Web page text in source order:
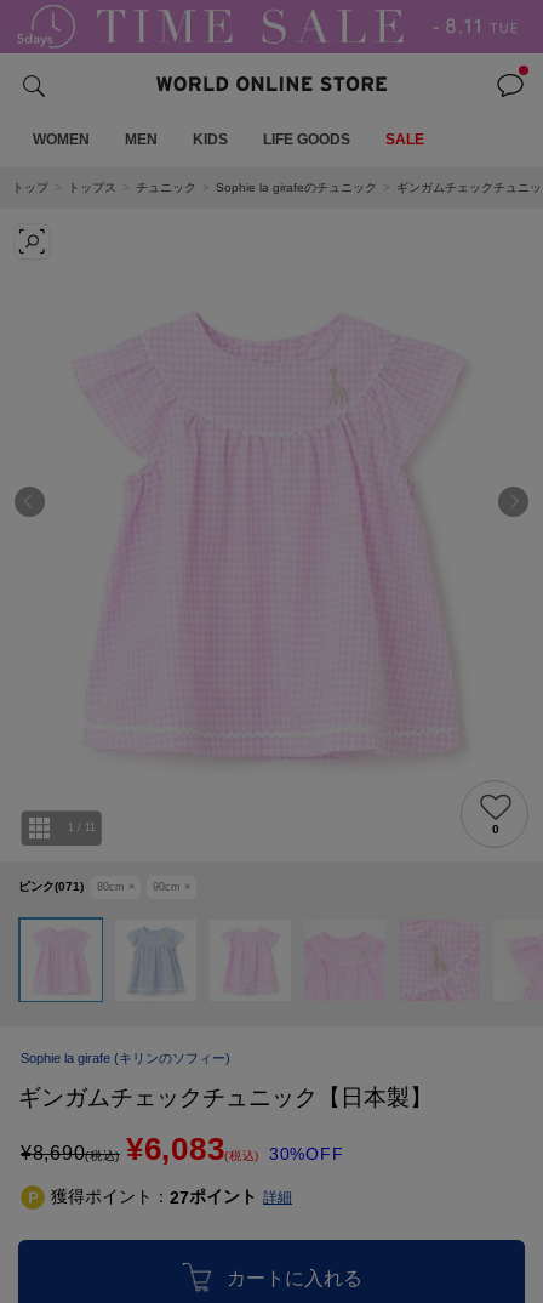
WOMEN MEN KIDS LIFE GOODS SALE
トップ トップス チュニック Sophie la girafeのチュニック ギンガムチェックチュニ
ピンク(071) 80cm × 90cm ×
1 / 11 0
Sophie la girafe (キリンのソフィー)
ギンガムチェックチュニック【日本製】
¥8,690(税込) ¥6,083(税込) 30%OFF
獲得ポイント： 27ポイント 詳細
カートに入れる